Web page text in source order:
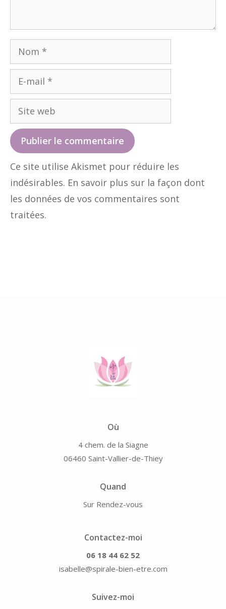
Nom
mail
Site
web
Ce site utilise Akismet pour réduire les
indésirables. En savoir plus sur la façon dont
les données de vos commentaires sont
traitées.
Où
4 chem. de la Siagne
06460 Saint-Vallier-de-Thiey
Quand
Sur Rendez-vous
Contactez-moi
06 18 44 62 52
isabelle@spirale-bien-etre.com
Suivez-moi